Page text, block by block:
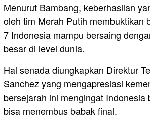
Menurut Bambang, keberhasilan
oleh tim Merah Putih membuktikan
7 Indonesia mampu bersaing
besar di level dunia.
Hal senada diungkapkan Direktur
Sanchez yang mengapresiasi
bersejarah ini mengingat Indonesia
bisa menembus babak final.